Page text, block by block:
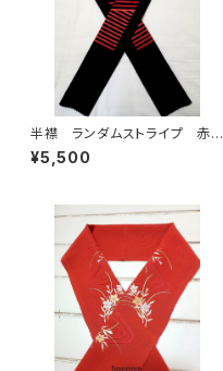
半襟 ランダムストライプ 赤✕
黒
¥5,500